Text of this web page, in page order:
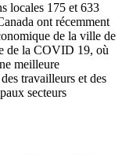
locales 175 et 633
ont récemment
de la ville de
de la COVID 19, où
meilleure
travailleurs et des
secteurs